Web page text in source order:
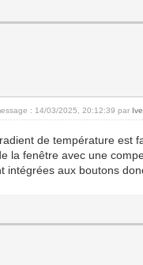
: 14/03/2025, 20:12:39 par
de température est
la fenêtre avec une
intégrées aux boutons